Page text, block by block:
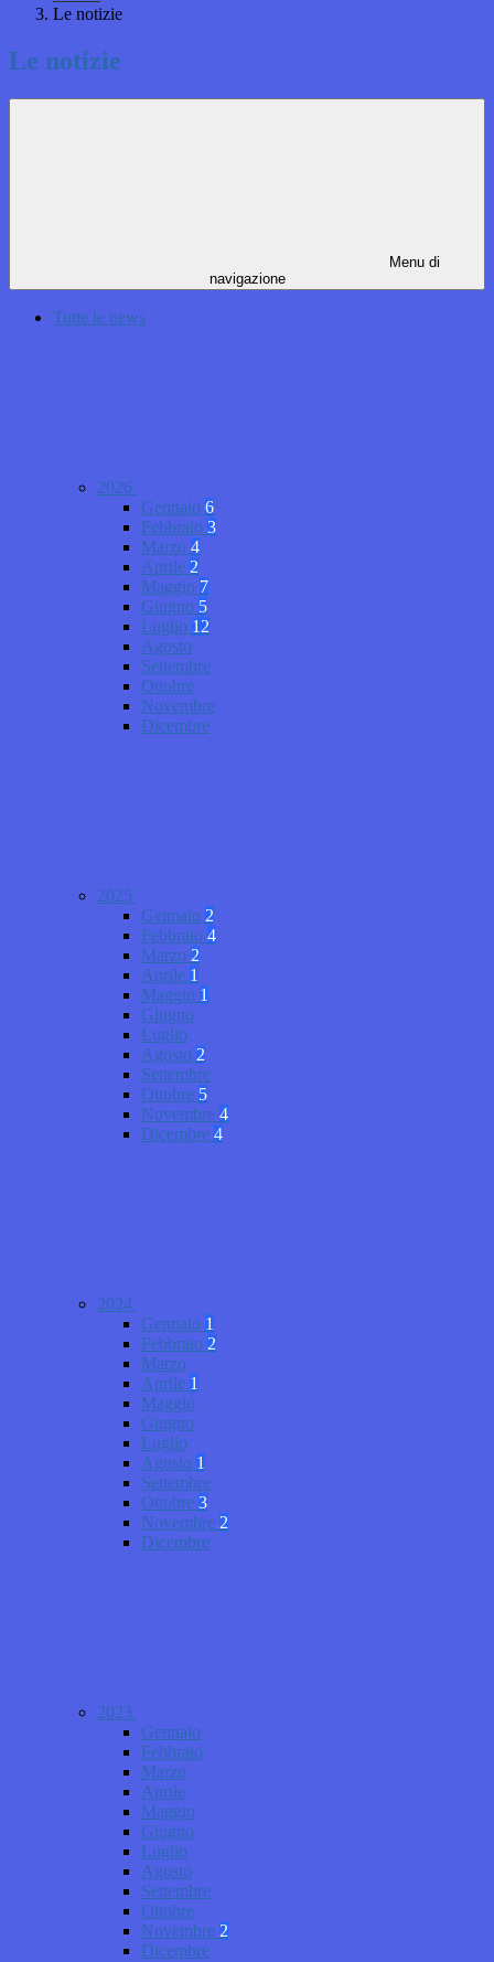
Le notizie
Le notizie
Menu di
navigazione
Tutte le news
2026
Gennaio 6
Febbraio 3
Marzo 4
Aprile 2
Maggio 7
Giugno 5
Luglio 12
Agosto
Settembre
Ottobre
Novembre
Dicembre
2025
Gennaio 2
Febbraio 4
Marzo 2
Aprile 1
Maggio 1
Giugno
Luglio
Agosto 2
Settembre
Ottobre 5
Novembre 4
Dicembre 4
2024
Gennaio 1
Febbraio 2
Marzo
Aprile 1
Maggio
Giugno
Luglio
Agosto 1
Settembre
Ottobre 3
Novembre 2
Dicembre
2023
Gennaio
Febbraio
Marzo
Aprile
Maggio
Giugno
Luglio
Agosto
Settembre
Ottobre
Novembre 2
Dicembre